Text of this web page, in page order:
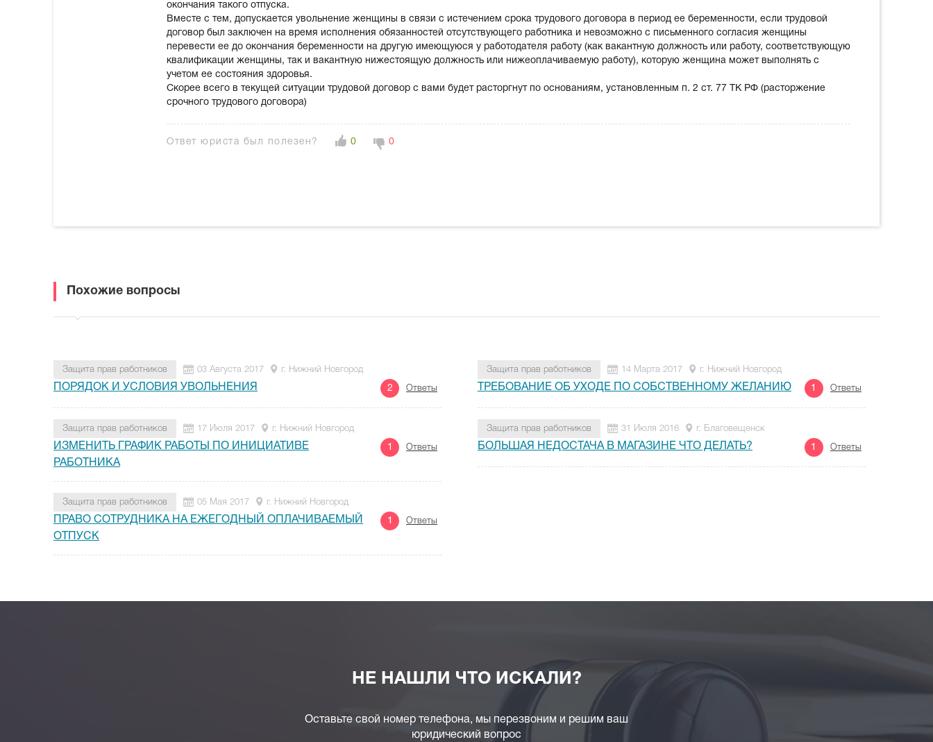
окончания такого отпуска.
Вместе с тем, допускается увольнение женщины в связи с истечением срока трудового договора в период ее беременности, если трудовой
договор был заключен на время исполнения обязанностей отсутствующего работника и невозможно с письменного согласия женщины
перевести ее до окончания беременности на другую имеющуюся у работодателя работу (как вакантную должность или работу, соответствующую
квалификации женщины, так и вакантную нижестоящую должность или нижеоплачиваемую работу), которую женщина может выполнять с
учетом ее состояния здоровья.
Скорее всего в текущей ситуации трудовой договор с вами будет расторгнут по основаниям, установленным п. 2 ст. 77 ТК РФ (расторжение
срочного трудового договора)
Ответ юриста был полезен? 0 0
Похожие вопросы
Защита прав работников 03 Августа 2017 г. Нижний Новгород
ПОРЯДОК И УСЛОВИЯ УВОЛЬНЕНИЯ 2 Ответы
Защита прав работников 14 Марта 2017 г. Нижний Новгород
ТРЕБОВАНИЕ ОБ УХОДЕ ПО СОБСТВЕННОМУ ЖЕЛАНИЮ 1 Ответы
Защита прав работников 17 Июля 2017 г. Нижний Новгород
ИЗМЕНИТЬ ГРАФИК РАБОТЫ ПО ИНИЦИАТИВЕ
РАБОТНИКА
1 Ответы
Защита прав работников 31 Июля 2016 г. Благовещенск
БОЛЬШАЯ НЕДОСТАЧА В МАГАЗИНЕ ЧТО ДЕЛАТЬ? 1 Ответы
Защита прав работников 05 Мая 2017 г. Нижний Новгород
ПРАВО СОТРУДНИКА НА ЕЖЕГОДНЫЙ ОПЛАЧИВАЕМЫЙ
ОТПУСК
1 Ответы
НЕ НАШЛИ ЧТО ИСКАЛИ?
Оставьте свой номер телефона, мы перезвоним и решим ваш
юридический вопрос